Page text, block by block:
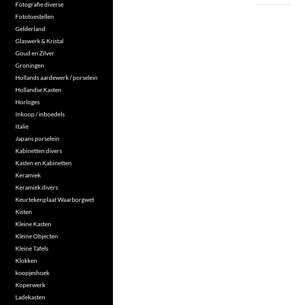
Fotografie diverse
Fototoestellen
Gelderland
Glaswerk & Kristal
Goud en Zilver
Groningen
Hollands aardewerk / porselein
Hollandse Kasten
Horloges
Inkoop / inboedels
Italie
Japans porselein
Kabinetten divers
Kasten en Kabinetten
Keramiek
Keramiek divers
Keurtekenplaat Waarborgwet
Kisten
Kleine Kasten
Kleine Objecten
Kleine Tafels
Klokken
koopjeshoek
Koperwerk
Ladekasten